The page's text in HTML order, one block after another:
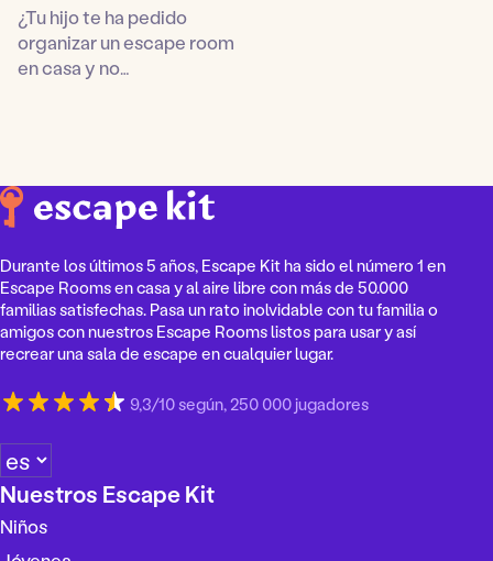
¿Tu hijo te ha pedido
organizar un escape room
en casa y no…
Durante los últimos 5 años, Escape Kit ha sido el número 1 en
Escape Rooms en casa y al aire libre con más de 50.000
familias satisfechas. Pasa un rato inolvidable con tu familia o
amigos con nuestros Escape Rooms listos para usar y así
recrear una sala de escape en cualquier lugar.
9,3/10 según, 250 000 jugadores
E
l
e
g
Nuestros Escape Kit
Niños